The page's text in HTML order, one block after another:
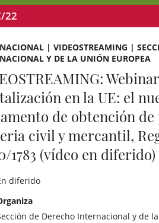
22
| VIDEOSTREAMING |
Y DE LA UNIÓN EUROPEA
en la UE: el
de obtención de
civil y mercantil,
1783 (vídeo en diferido)
diferido
de Derecho Internacional y de la